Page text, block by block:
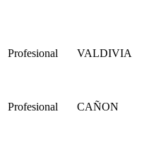
Profesional VALDIVIA
Profesional CAÑON